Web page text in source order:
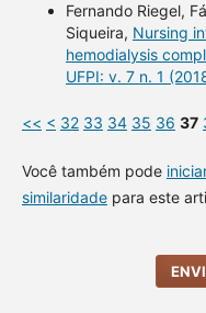
Fernando Riegel,
Siqueira, Nursing
hemodialysis
UFPI: v. 7 n. 1
<< < 32 33 34 35 36 37
Você também pode
similaridadepara este